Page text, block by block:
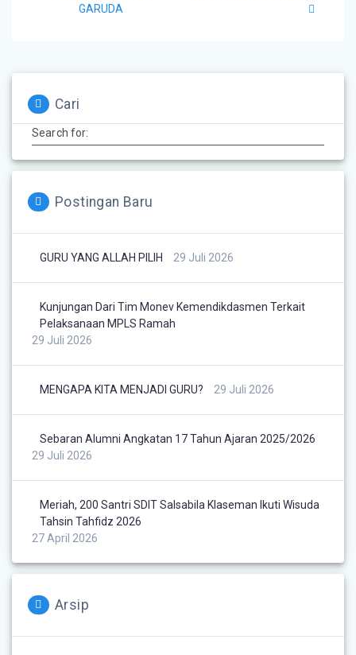
GARUDA
Cari
Search for:
Postingan Baru
GURU YANG ALLAH PILIH 29 Juli 2026
Kunjungan Dari Tim Monev Kemendikdasmen Terkait
Pelaksanaan MPLS Ramah
29 Juli 2026
MENGAPA KITA MENJADI GURU? 29 Juli 2026
Sebaran Alumni Angkatan 17 Tahun Ajaran 2025/2026
29 Juli 2026
Meriah, 200 Santri SDIT Salsabila Klaseman Ikuti Wisuda
Tahsin Tahfidz 2026
27 April 2026
Arsip